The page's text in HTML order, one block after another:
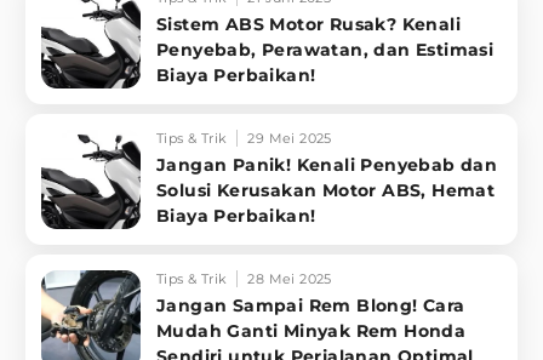
Sistem ABS Motor Rusak? Kenali
Penyebab, Perawatan, dan Estimasi
Biaya Perbaikan!
Tips & Trik 29 Mei 2025
Jangan Panik! Kenali Penyebab dan
Solusi Kerusakan Motor ABS, Hemat
Biaya Perbaikan!
Tips & Trik 28 Mei 2025
Jangan Sampai Rem Blong! Cara
Mudah Ganti Minyak Rem Honda